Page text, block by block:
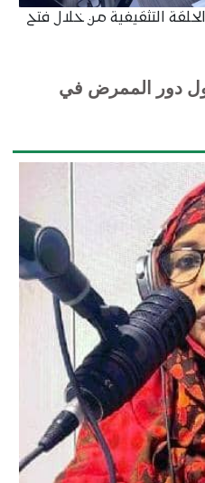
التثقيفية من خلال فتح
دور الممرض في